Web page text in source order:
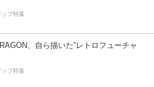
ップ特集
、自ら描いた”レトロフューチャ
ップ特集